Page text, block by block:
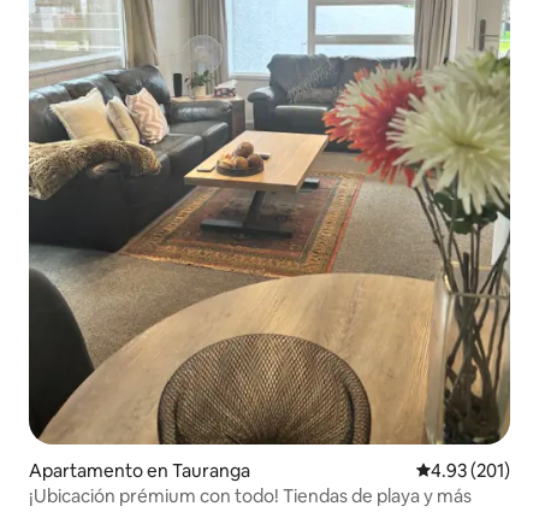
Apartamento en Tauranga Calificación
4.93 (201)
¡Ubicación prémium con todo! Tiendas de playa y más